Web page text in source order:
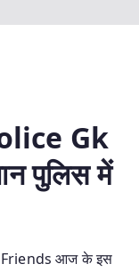
Gk
पुलिस में
Friends आज के इस